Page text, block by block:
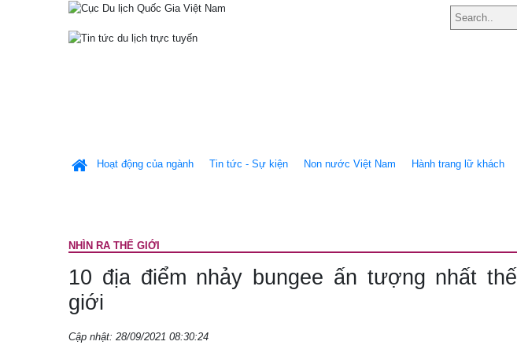
Hoạt động của ngành Tin tức - Sự kiện Non nước Việt Nam Hành trang lữ khách
NHÌN RA THẾ GIỚI
10 địa điểm nhảy bungee ấn tượng nhất thế
giới
Cập nhật: 28/09/2021 08:30:24